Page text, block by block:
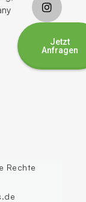
Jetzt
Anfragen
Rechte